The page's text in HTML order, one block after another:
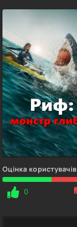
Оцінка користувачів
0